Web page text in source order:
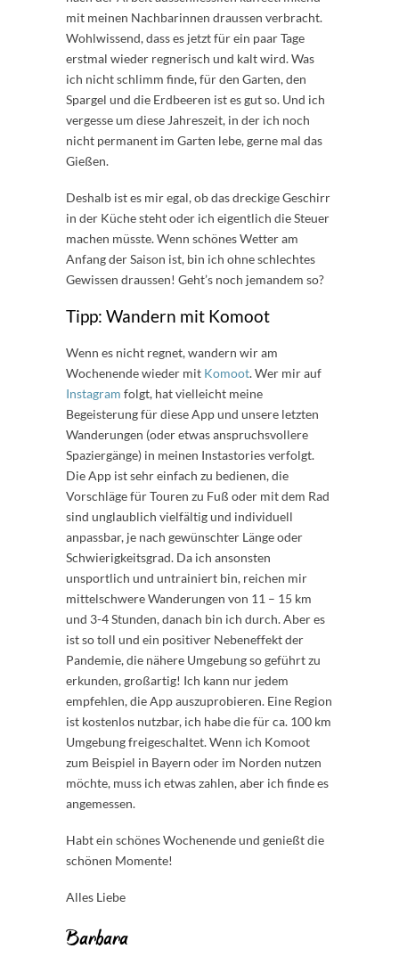
mit meinen Nachbarinnen draussen verbracht.
Wohlwissend, dass es jetzt für ein paar Tage
erstmal wieder regnerisch und kalt wird. Was
ich nicht schlimm finde, für den Garten, den
Spargel und die Erdbeeren ist es gut so. Und ich
vergesse um diese Jahreszeit, in der ich noch
nicht permanent im Garten lebe, gerne mal das
Gießen.
Deshalb ist es mir egal, ob das dreckige Geschirr
in der Küche steht oder ich eigentlich die Steuer
machen müsste. Wenn schönes Wetter am
Anfang der Saison ist, bin ich ohne schlechtes
Gewissen draussen! Geht’s noch jemandem so?
Tipp: Wandern mit Komoot
Wenn es nicht regnet, wandern wir am
Wochenende wieder mit Komoot. Wer mir auf
Instagram folgt, hat vielleicht meine
Begeisterung für diese App und unsere letzten
Wanderungen (oder etwas anspruchsvollere
Spaziergänge) in meinen Instastories verfolgt.
Die App ist sehr einfach zu bedienen, die
Vorschläge für Touren zu Fuß oder mit dem Rad
sind unglaublich vielfältig und individuell
anpassbar, je nach gewünschter Länge oder
Schwierigkeitsgrad. Da ich ansonsten
unsportlich und untrainiert bin, reichen mir
mittelschwere Wanderungen von 11 – 15 km
und 3-4 Stunden, danach bin ich durch. Aber es
ist so toll und ein positiver Nebeneffekt der
Pandemie, die nähere Umgebung so geführt zu
erkunden, großartig! Ich kann nur jedem
empfehlen, die App auszuprobieren. Eine Region
ist kostenlos nutzbar, ich habe die für ca. 100 km
Umgebung freigeschaltet. Wenn ich Komoot
zum Beispiel in Bayern oder im Norden nutzen
möchte, muss ich etwas zahlen, aber ich finde es
angemessen.
Habt ein schönes Wochenende und genießt die
schönen Momente!
Alles Liebe
Barbara